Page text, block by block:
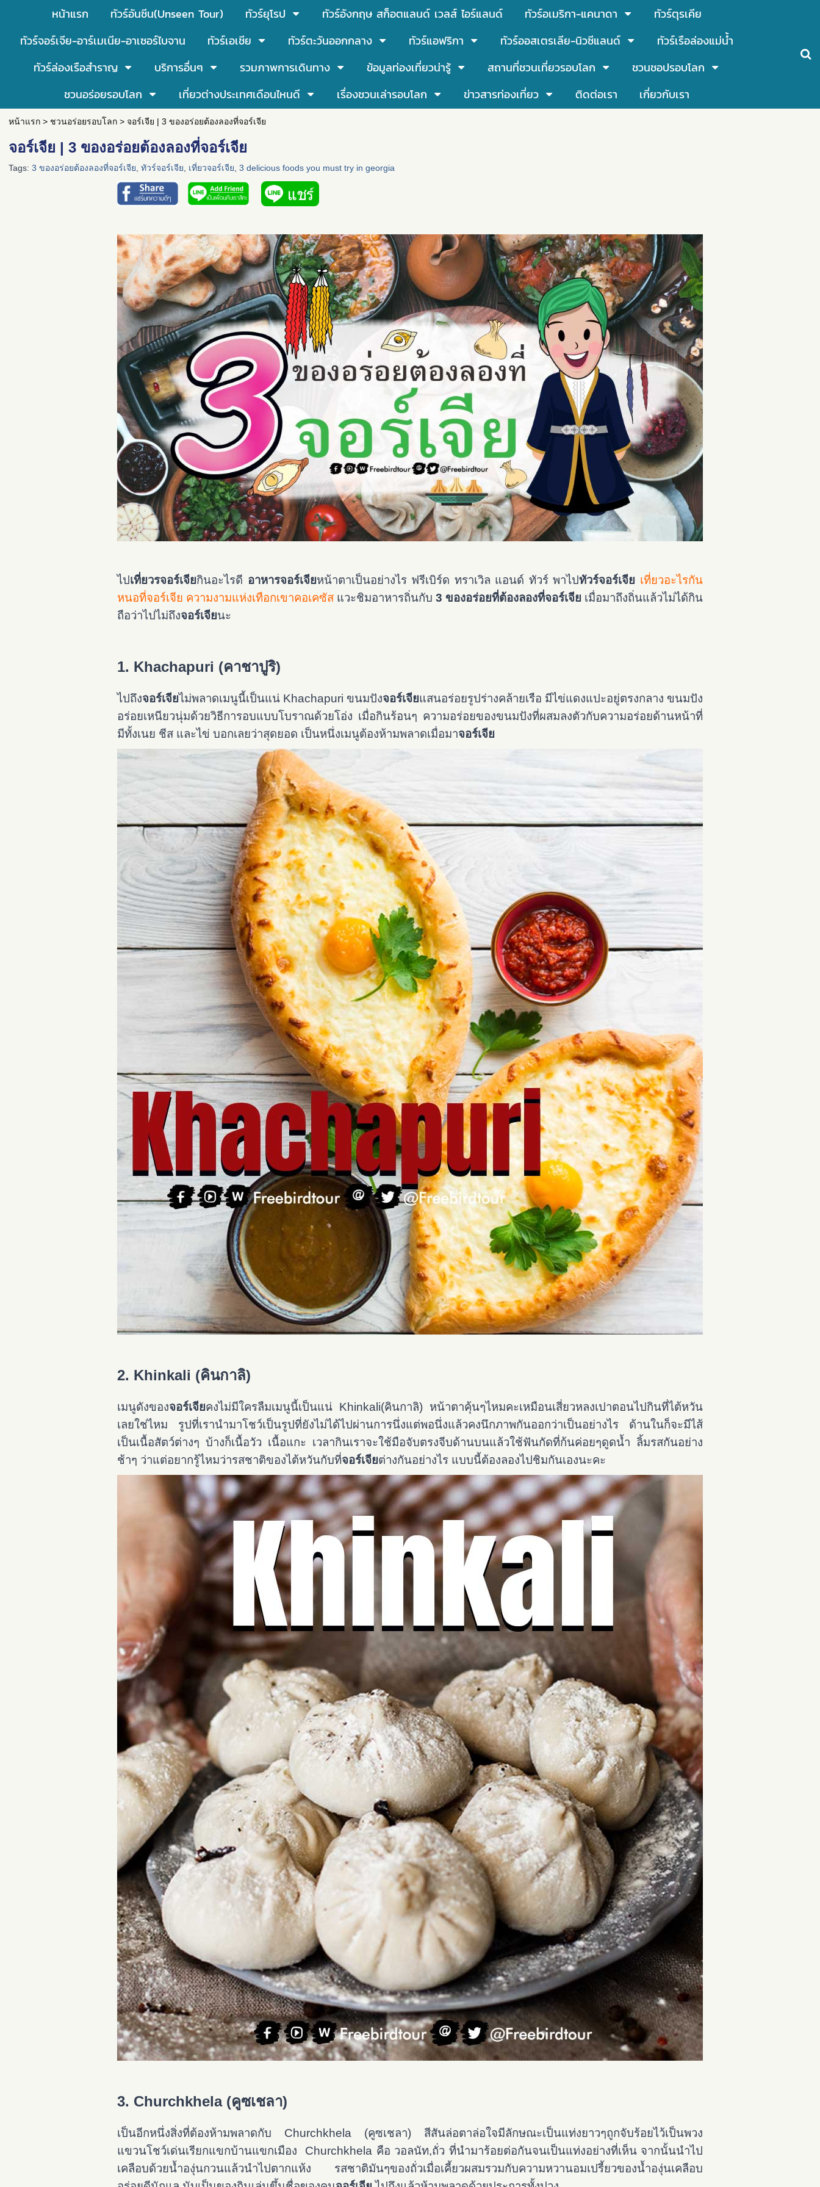
หน้าแรก ทัวร์อันซีน(Unseen Tour) ทัวร์ยุโรป ทัวร์อังกฤษ สก็อตแลนด์ เวลส์ ไอร์แลนด์ ทัวร์อเมริกา-แคนาดา
ทัวร์ตุรเคีย
ทัวร์จอร์เจีย-อาร์เมเนีย-อาเซอร์ไบจาน
ทัวร์เอเชีย ทัวร์ตะวันออกกลาง ทัวร์แอฟริกา ทัวร์ออสเตรเลีย-นิวซีแลนด์
ทัวร์เรือล่องแม่น้ำ
ทัวร์ล่องเรือสำราญ
บริการอื่นๆ รวมภาพการเดินทาง ข้อมูลท่องเที่ยวน่ารู้ สถานที่ชวนเที่ยวรอบโลก
ชวนชอปรอบโลก
ชวนอร่อยรอบโลก
เที่ยวต่างประเทศเดือนไหนดี เรื่องชวนเล่ารอบโลก ข่าวสารท่องเที่ยว ติดต่อเรา เกี่ยวกับเรา
หน้าแรก> ชวนอร่อยรอบโลก> จอร์เจีย | 3 ของอร่อยต้องลองที่จอร์เจีย
จอร์เจีย | 3 ของอร่อยต้องลองที่จอร์เจีย
Tags: 3 ของอร่อยต้องลองที่จอร์เจีย ทัวร์จอร์เจีย เที่ยวจอร์เจีย 3 delicious foods you must try in georgia
ไปเที่ยวรจอร์เจียกินอะไรดี อาหารจอร์เจียหน้าตาเป็นอย่างไร ฟรีเบิร์ด ทราเวิล แอนด์ ทัวร์ พาไปทัวร์จอร์เจีย เที่ยวอะไรกัน
หนอที่จอร์เจีย ความงามแห่งเทือกเขาคอเคซัส แวะชิมอาหารถิ่นกับ 3 ของอร่อยที่ต้องลองที่จอร์เจีย เมื่อมาถึงถิ่นแล้วไม่ได้กิน
ถือว่าไปไม่ถึงจอร์เจียนะ
1. Khachapuri (คาชาปูริ)
ไปถึงจอร์เจียไม่พลาดเมนูนี้เป็นแน่ Khachapuri ขนมปังจอร์เจียแสนอร่อยรูปร่างคล้ายเรือ มีไข่แดงแปะอยู่ตรงกลาง ขนมปัง
อร่อยเหนียวนุ่มด้วยวิธีการอบแบบโบราณด้วยโอ่ง เมื่อกินร้อนๆ ความอร่อยของขนมปังที่ผสมลงตัวกับความอร่อยด้านหน้าที่
มีทั้งเนย ชีส และไข่ บอกเลยว่าสุดยอด เป็นหนึ่งเมนูต้องห้ามพลาดเมื่อมาจอร์เจีย
2. Khinkali (คินกาลิ)
เมนูดังของจอร์เจียคงไม่มีใครลืมเมนูนี้เป็นแน่ Khinkali(คินกาลิ) หน้าตาคุ้นๆไหมคะเหมือนเสี่ยวหลงเปาตอนไปกินที่ไต้หวัน
เลยใช่ไหม รูปที่เรานำมาโชว์เป็นรูปที่ยังไม่ได้ไปผ่านการนึ่งแต่พอนึ่งแล้วคงนึกภาพกันออกว่าเป็นอย่างไร ด้านในก็จะมีไส้
เป็นเนื้อสัตว์ต่างๆ บ้างก็เนื้อวัว เนื้อแกะ เวลากินเราจะใช้มือจับตรงจีบด้านบนแล้วใช้ฟันกัดที่ก้นค่อยๆดูดน้ำ ลิ้มรสกันอย่าง
ช้าๆ ว่าแต่อยากรู้ไหมว่ารสชาติของไต้หวันกับที่จอร์เจียต่างกันอย่างไร แบบนี้ต้องลองไปชิมกันเองนะคะ
3. Churchkhela (คูซเชลา)
เป็นอีกหนึ่งสิ่งที่ต้องห้ามพลาดกับ Churchkhela (คูซเชลา) สีสันล่อตาล่อใจมีลักษณะเป็นแท่งยาวๆถูกจับร้อยไว้เป็นพวง
แขวนโชว์เด่นเรียกแขกบ้านแขกเมือง Churchkhela คือ วอลนัท,ถั่ว ที่นำมาร้อยต่อกันจนเป็นแท่งอย่างที่เห็น จากนั้นนำไป
เคลือบด้วยน้ำองุ่นกวนแล้วนำไปตากแห้ง รสชาติมันๆของถั่วเมื่อเคี้ยวผสมรวมกับความหวานอมเปรี้ยวของน้ำองุ่นเคลือบ